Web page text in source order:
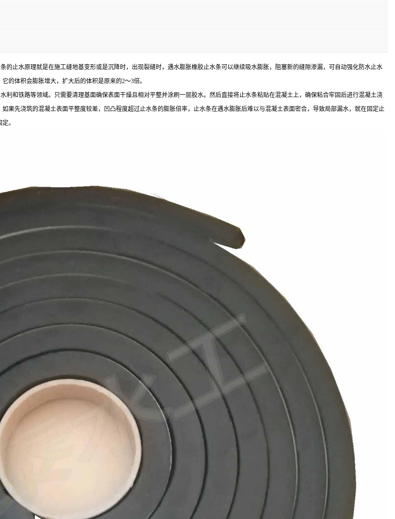
止水原理就是在施工缝地基变形或是沉降时，出现裂缝时，遇水膨胀橡胶止水条可以继续吸水膨胀，阻塞新的缝隙渗漏，可自动强化防水止水
的体积会膨胀增大，扩大后的体积是原来的2～3倍。
和铁路等领域。只需要清理基面确保表面干燥且相对平整并涂刷一层胶水。然后直接将止水条粘贴在混凝土上，确保粘合牢固后进行混凝土浇
果先浇筑的混凝土表面平整度较差，凹凸程度超过止水条的膨胀倍率，止水条在遇水膨胀后难以与混凝土表面密合，导致局部漏水，就在固定止
。